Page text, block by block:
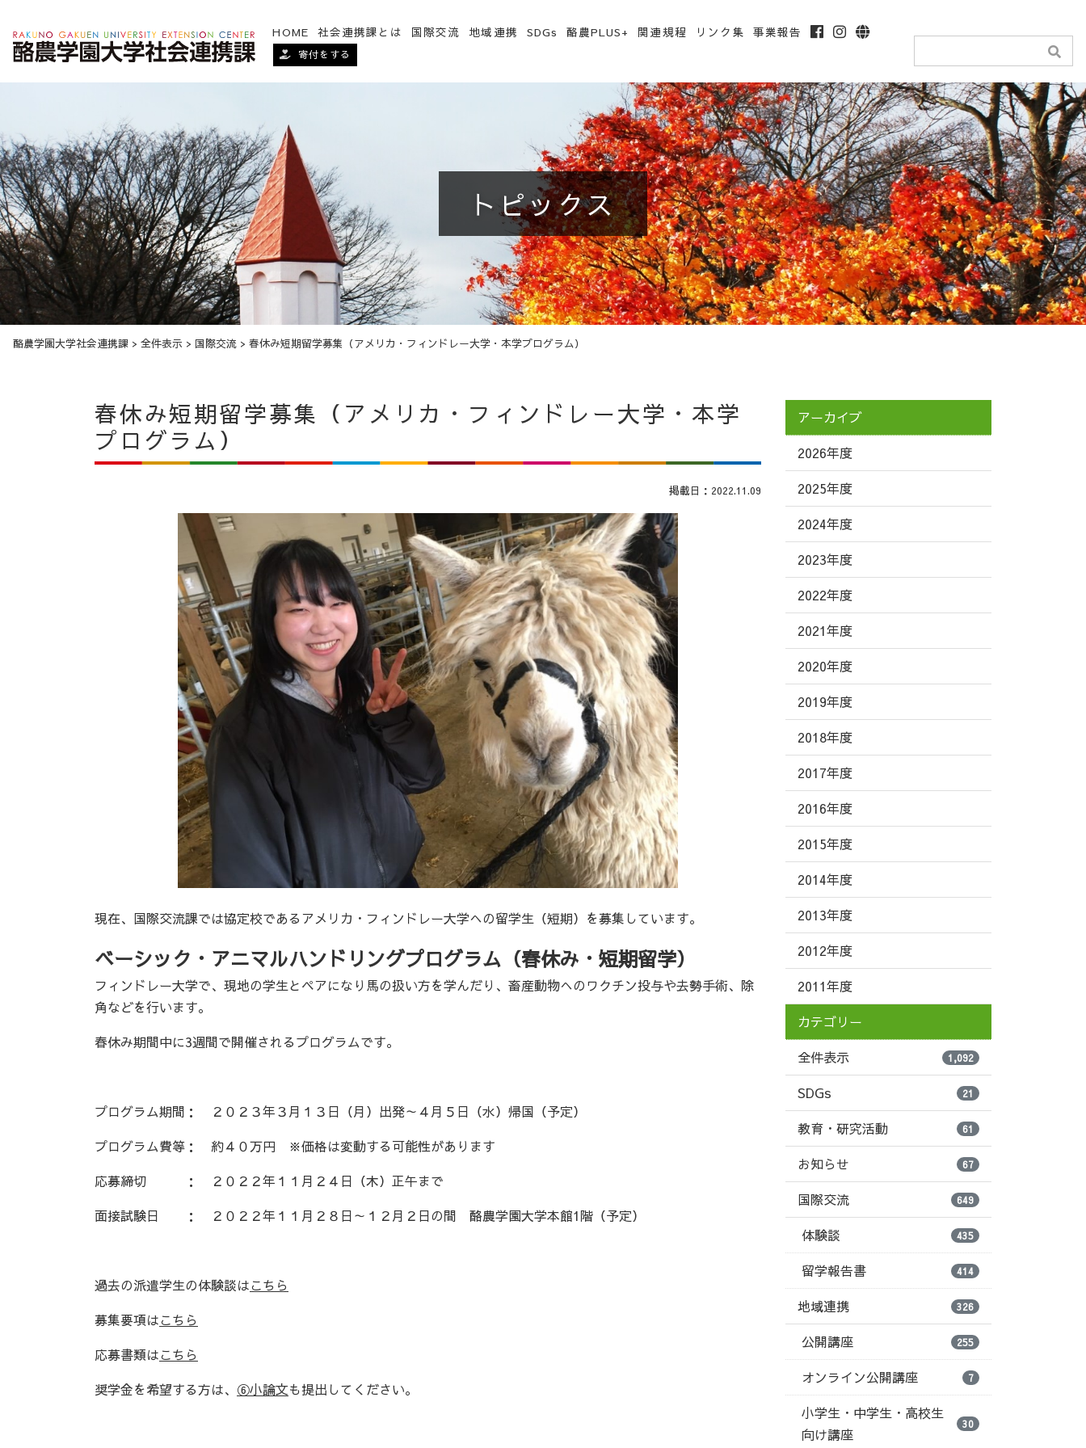
HOME 社会連携課とは 国際交流 地域連携 SDGs 酪農PLUS+ 関連規程 リンク集 事業報告
寄付をする
トピックス
酪農学園大学社会連携課 > 全件表示 > 国際交流 > 春休み短期留学募集（アメリカ・フィンドレー大学・本学プログラム）
春休み短期留学募集（アメリカ・フィンドレー大学・本学
プログラム）
掲載日：2022.11.09
現在、国際交流課では協定校であるアメリカ・フィンドレー大学への留学生（短期）を募集しています。
ベーシック・アニマルハンドリングプログラム（春休み・短期留学）
フィンドレー大学で、現地の学生とペアになり馬の扱い方を学んだり、畜産動物へのワクチン投与や去勢手術、除
角などを行います。
春休み期間中に3週間で開催されるプログラムです。
プログラム期間： ２０２３年３月１３日（月）出発～４月５日（水）帰国（予定）
プログラム費等： 約４０万円 ※価格は変動する可能性があります
応募締切 ： ２０２２年１１月２４日（木）正午まで
面接試験日 ： ２０２２年１１月２８日～１２月２日の間 酪農学園大学本館1階（予定）
過去の派遣学生の体験談はこちら
募集要項はこちら
応募書類はこちら
奨学金を希望する方は、 ⑥小論文も提出してください。
アーカイブ
2026年度
2025年度
2024年度
2023年度
2022年度
2021年度
2020年度
2019年度
2018年度
2017年度
2016年度
2015年度
2014年度
2013年度
2012年度
2011年度
カテゴリー
全件表示
1,092
SDGs 21
教育・研究活動 61
お知らせ 67
国際交流 649
体験談 435
留学報告書 414
地域連携 326
公開講座 255
オンライン公開講座 7
小学生・中学生・高校生
向け講座
30